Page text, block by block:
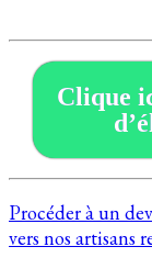
Clique
Procéder à un
vers nos artisans